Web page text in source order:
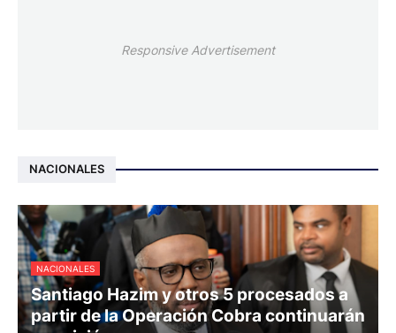
Responsive Advertisement
NACIONALES
NACIONALES
Santiago Hazim y otros 5 procesados a
partir de la Operación Cobra continuarán